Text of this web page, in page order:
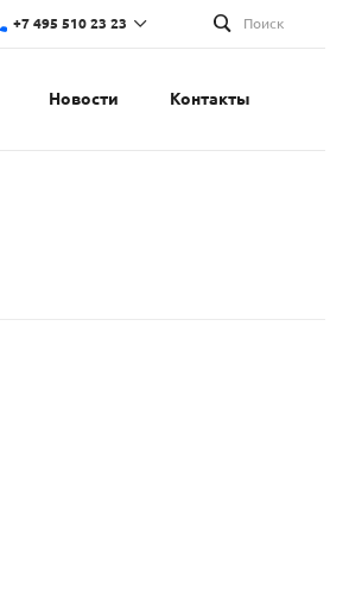
+7 495 510 23 23 Поиск
Новости Контакты